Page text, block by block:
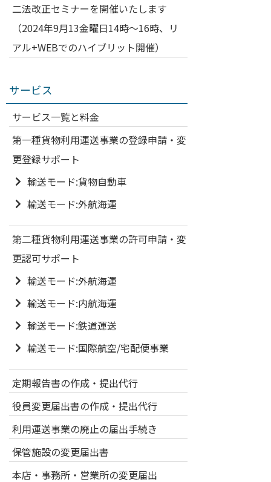
二法改正セミナーを開催いたします
（2024年9月13金曜日14時～16時、リ
アル+WEBでのハイブリット開催）
サービス
サービス一覧と料金
第一種貨物利用運送事業の登録申請・変
更登録サポート
輸送モード:貨物自動車
輸送モード:外航海運
第二種貨物利用運送事業の許可申請・変
更認可サポート
輸送モード:外航海運
輸送モード:内航海運
輸送モード:鉄道運送
輸送モード:国際航空/宅配便事業
定期報告書の作成・提出代行
役員変更届出書の作成・提出代行
利用運送事業の廃止の届出手続き
保管施設の変更届出書
本店・事務所・営業所の変更届出